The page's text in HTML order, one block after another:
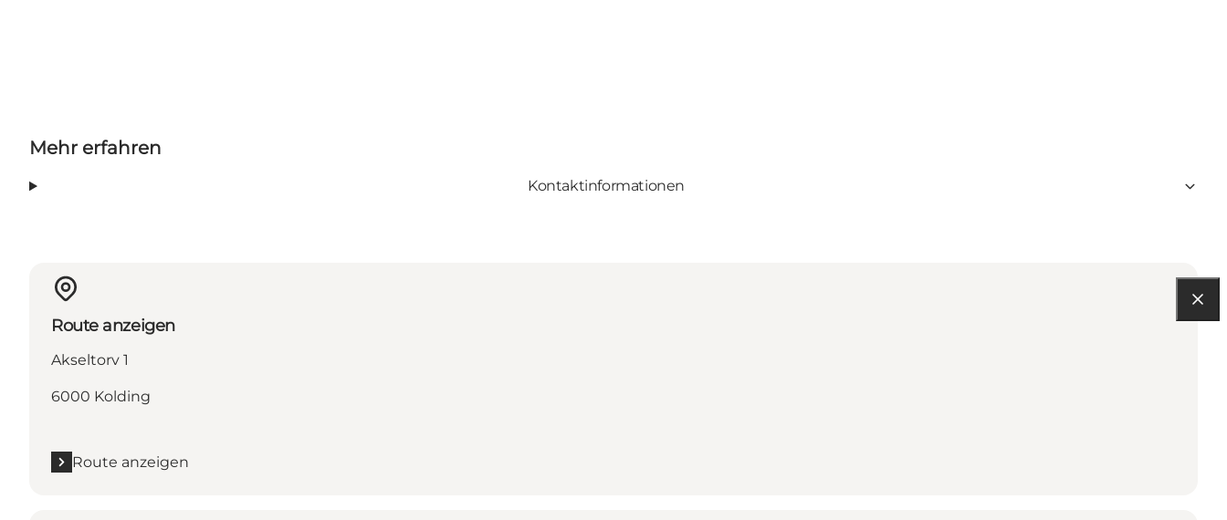
Mehr erfahren
Kontaktinformationen
Route anzeigen
Akseltorv 1
6000 Kolding
Route anzeigen